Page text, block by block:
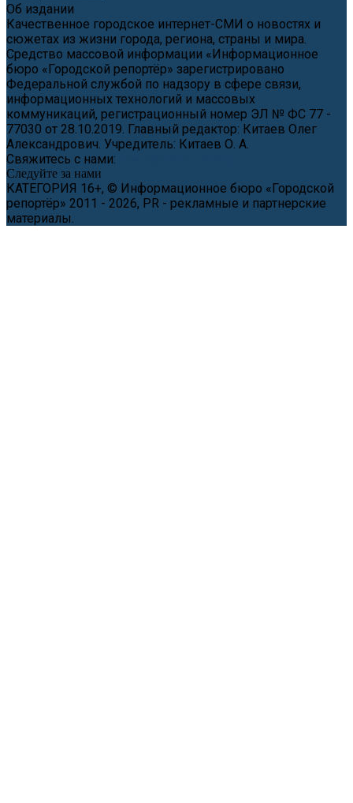
Об издании
Качественное городское интернет-СМИ о новостях и
сюжетах из жизни города, региона, страны и мира.
Средство массовой информации «Информационное
бюро «Городской репортёр» зарегистрировано
Федеральной службой по надзору в сфере связи,
информационных технологий и массовых
коммуникаций, регистрационный номер ЭЛ № ФС 77 -
77030 от 28.10.2019. Главный редактор: Китаев Олег
Александрович. Учредитель: Китаев О. А.
Свяжитесь с нами:
Следуйте за нами
КАТЕГОРИЯ 16+, © Информационное бюро «Городской
репортёр» 2011 - 2026, PR - рекламные и партнерские
материалы.